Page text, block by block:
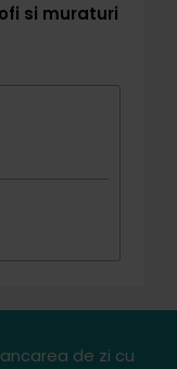
si muraturi
de zi cu